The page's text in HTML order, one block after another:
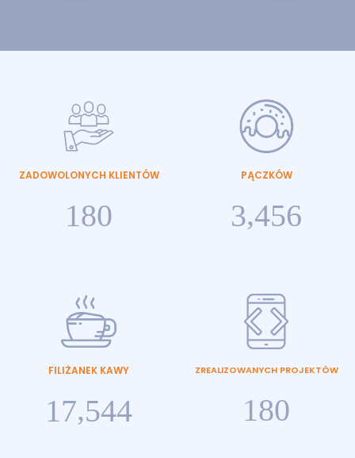
ZADOWOLONYCH KLIENTÓW
180
PĄCZKÓW
3,456
FILIŻANEK KAWY
17,544
ZREALIZOWANYCH PROJEKTÓW
180